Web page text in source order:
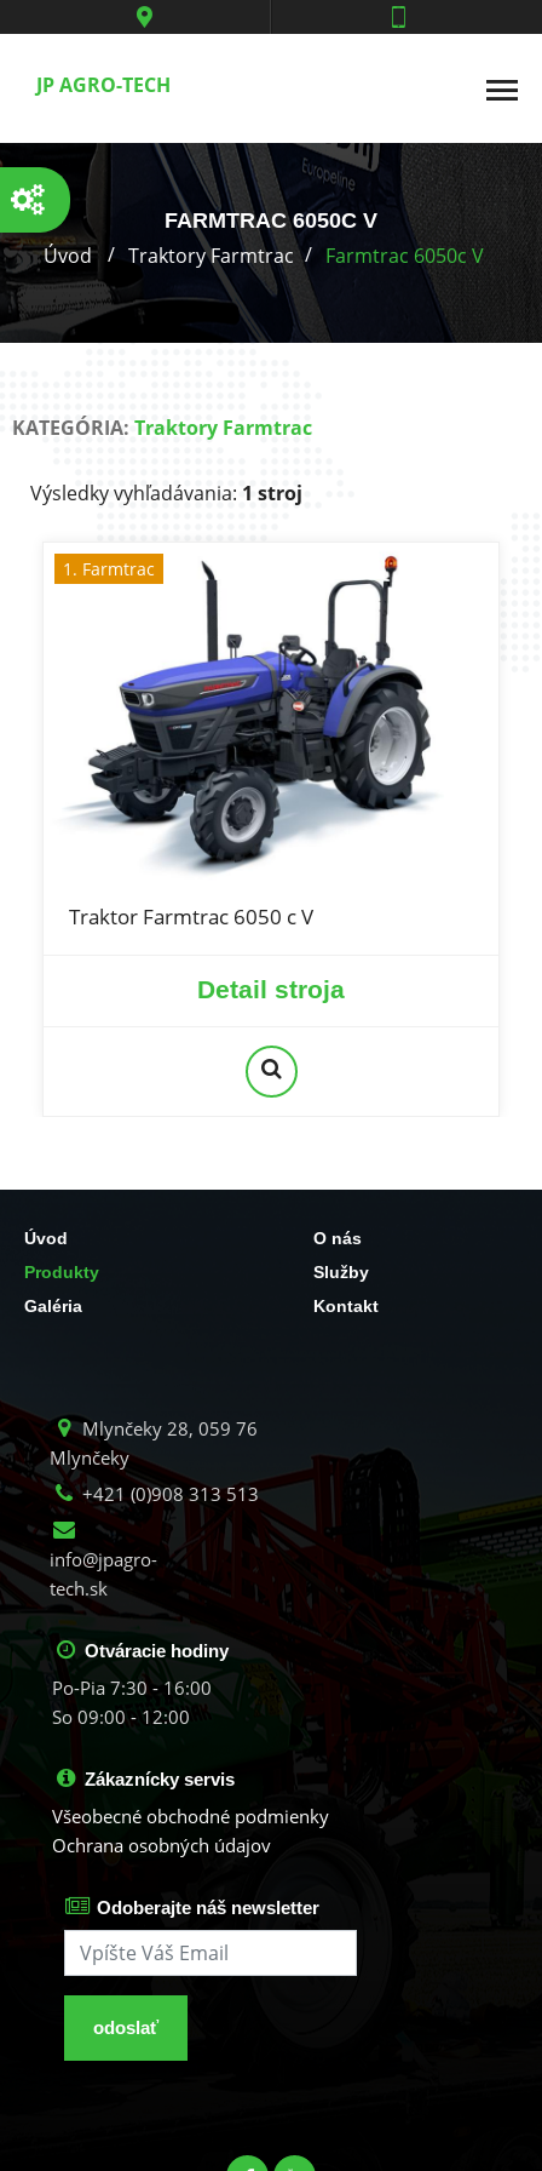
JP AGRO-TECH
FARMTRAC 6050C V
Úvod Traktory Farmtrac Farmtrac 6050c V
KATEGÓRIA: Traktory Farmtrac
Výsledky vyhľadávania: 1 stroj
1. Farmtrac
Traktor Farmtrac 6050 c V
Detail stroja
Úvod
O nás
Produkty
Služby
Galéria
Kontakt
Mlynčeky 28, 059 76
Mlynčeky
+421 (0)908 313 513
info@jpagro-
tech.sk
Otváracie hodiny
Po-Pia 7:30 - 16:00
So 09:00 - 12:00
Zákaznícky servis
Všeobecné obchodné podmienky
Ochrana osobných údajov
Odoberajte náš newsletter
odoslať